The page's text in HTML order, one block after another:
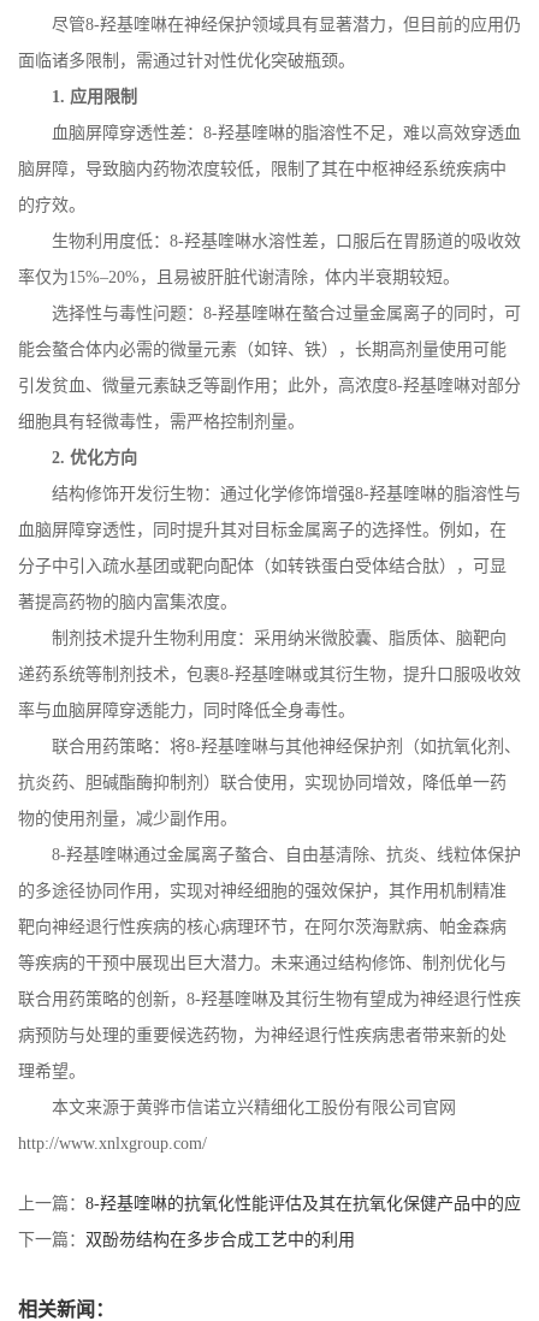
尽管8-羟基喹啉在神经保护领域具有显著潜力，但目前的应用仍
面临诸多限制，需通过针对性优化突破瓶颈。
1. 应用限制
血脑屏障穿透性差： 8-羟基喹啉的脂溶性不足，难以高效穿透血
脑屏障，导致脑内药物浓度较低，限制了其在中枢神经系统疾病中
的疗效。
生物利用度低： 8-羟基喹啉水溶性差，口服后在胃肠道的吸收效
率仅为15%–20%，且易被肝脏代谢清除，体内半衰期较短。
选择性与毒性问题： 8-羟基喹啉在螯合过量金属离子的同时，可
能会螯合体内必需的微量元素（如锌、铁），长期高剂量使用可能
引发贫血、微量元素缺乏等副作用；此外，高浓度8-羟基喹啉对部分
细胞具有轻微毒性，需严格控制剂量。
2.优化方向
结构修饰开发衍生物：通过化学修饰增强8-羟基喹啉的脂溶性与
血脑屏障穿透性，同时提升其对目标金属离子的选择性。例如，在
分子中引入疏水基团或靶向配体（如转铁蛋白受体结合肽），可显
著提高药物的脑内富集浓度。
制剂技术提升生物利用度：采用纳米微胶囊、脂质体、脑靶向
递药系统等制剂技术，包裹8-羟基喹啉或其衍生物，提升口服吸收效
率与血脑屏障穿透能力，同时降低全身毒性。
联合用药策略：将8-羟基喹啉与其他神经保护剂（如抗氧化剂、
抗炎药、胆碱酯酶抑制剂）联合使用，实现协同增效，降低单一药
物的使用剂量，减少副作用。
8-羟基喹啉通过金属离子螯合、自由基清除、抗炎、线粒体保护
的多途径协同作用，实现对神经细胞的强效保护，其作用机制精准
靶向神经退行性疾病的核心病理环节，在阿尔茨海默病、帕金森病
等疾病的干预中展现出巨大潜力。未来通过结构修饰、制剂优化与
联合用药策略的创新， 8-羟基喹啉及其衍生物有望成为神经退行性疾
病预防与处理的重要候选药物，为神经退行性疾病患者带来新的处
理希望。
本文来源于黄骅市信诺立兴精细化工股份有限公司官网
http://www.xnlxgroup.com/
上一篇： 8-羟基喹啉的抗氧化性能评估及其在抗氧化保健产品中的应
用
下一篇： 双酚芴结构在多步合成工艺中的利用
相关新闻：